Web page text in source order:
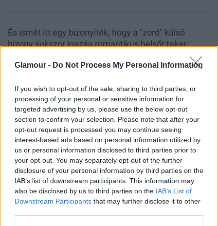
Glamour - Do Not Process My Personal Information
If you wish to opt-out of the sale, sharing to third parties, or
processing of your personal or sensitive information for
targeted advertising by us, please use the below opt-out
section to confirm your selection. Please note that after your
opt-out request is processed you may continue seeing
interest-based ads based on personal information utilized by
us or personal information disclosed to third parties prior to
your opt-out. You may separately opt-out of the further
disclosure of your personal information by third parties on the
IAB’s list of downstream participants. This information may
also be disclosed by us to third parties on the IAB’s List of
Downstream Participants that may further disclose it to other
És ismét itt egy bizonyíték, hogy a "zord" külső
bizony sokszor igazán romantikus belsőt takar:
Seyer a lánykéréshez felbérelt egy repülőt, ami az
égben elhúzott feliratán hirdette, hogy "Szeretlek
is meglehetősen szívbemarkoló szavakkal adták
tudtunkra, hogy imádják egymást.